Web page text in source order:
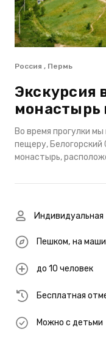
Россия , Пермь
Экскурсия
монастырь
Во время прогулки
пещеру,
монастырь,
Индивидуальная
Пешком, на
до 10 человек
Бесплатная
Можно с детьми